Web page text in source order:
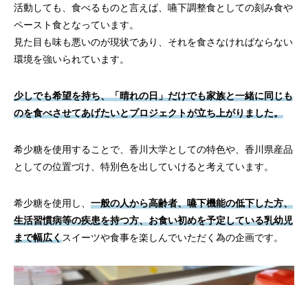
活動しても、食べるものと言えば、嚥下調整食としての刻み食や
ペースト食となっています。
見た目も味も悪いのが現状であり、それを食さなければならない
環境を強いられています。
少しでも希望を持ち、「晴れの日」だけでも家族と一緒に同じも
のを食べさせてあげたいとプロジェクトが立ち上がりました。
希少糖を使用することで、香川大学としての特色や、香川県産品
としての位置づけ、特別色を出していけると考えています。
希少糖を使用し、 一般の人から高齢者、嚥下機能の低下した方、
生活習慣病等の疾患を持つ方、お食い初めを予定している乳幼児
まで幅広くスイーツや食事を楽しんでいただく為の企画です。